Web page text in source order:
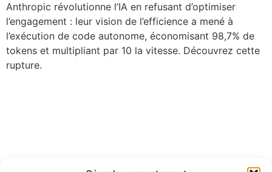
Anthropic révolutionne l’IA en refusant d’optimiser
l’engagement : leur vision de l’efficience a mené à
l’exécution de code autonome, économisant 98,7% de
tokens et multipliant par 10 la vitesse. Découvrez cette
rupture.